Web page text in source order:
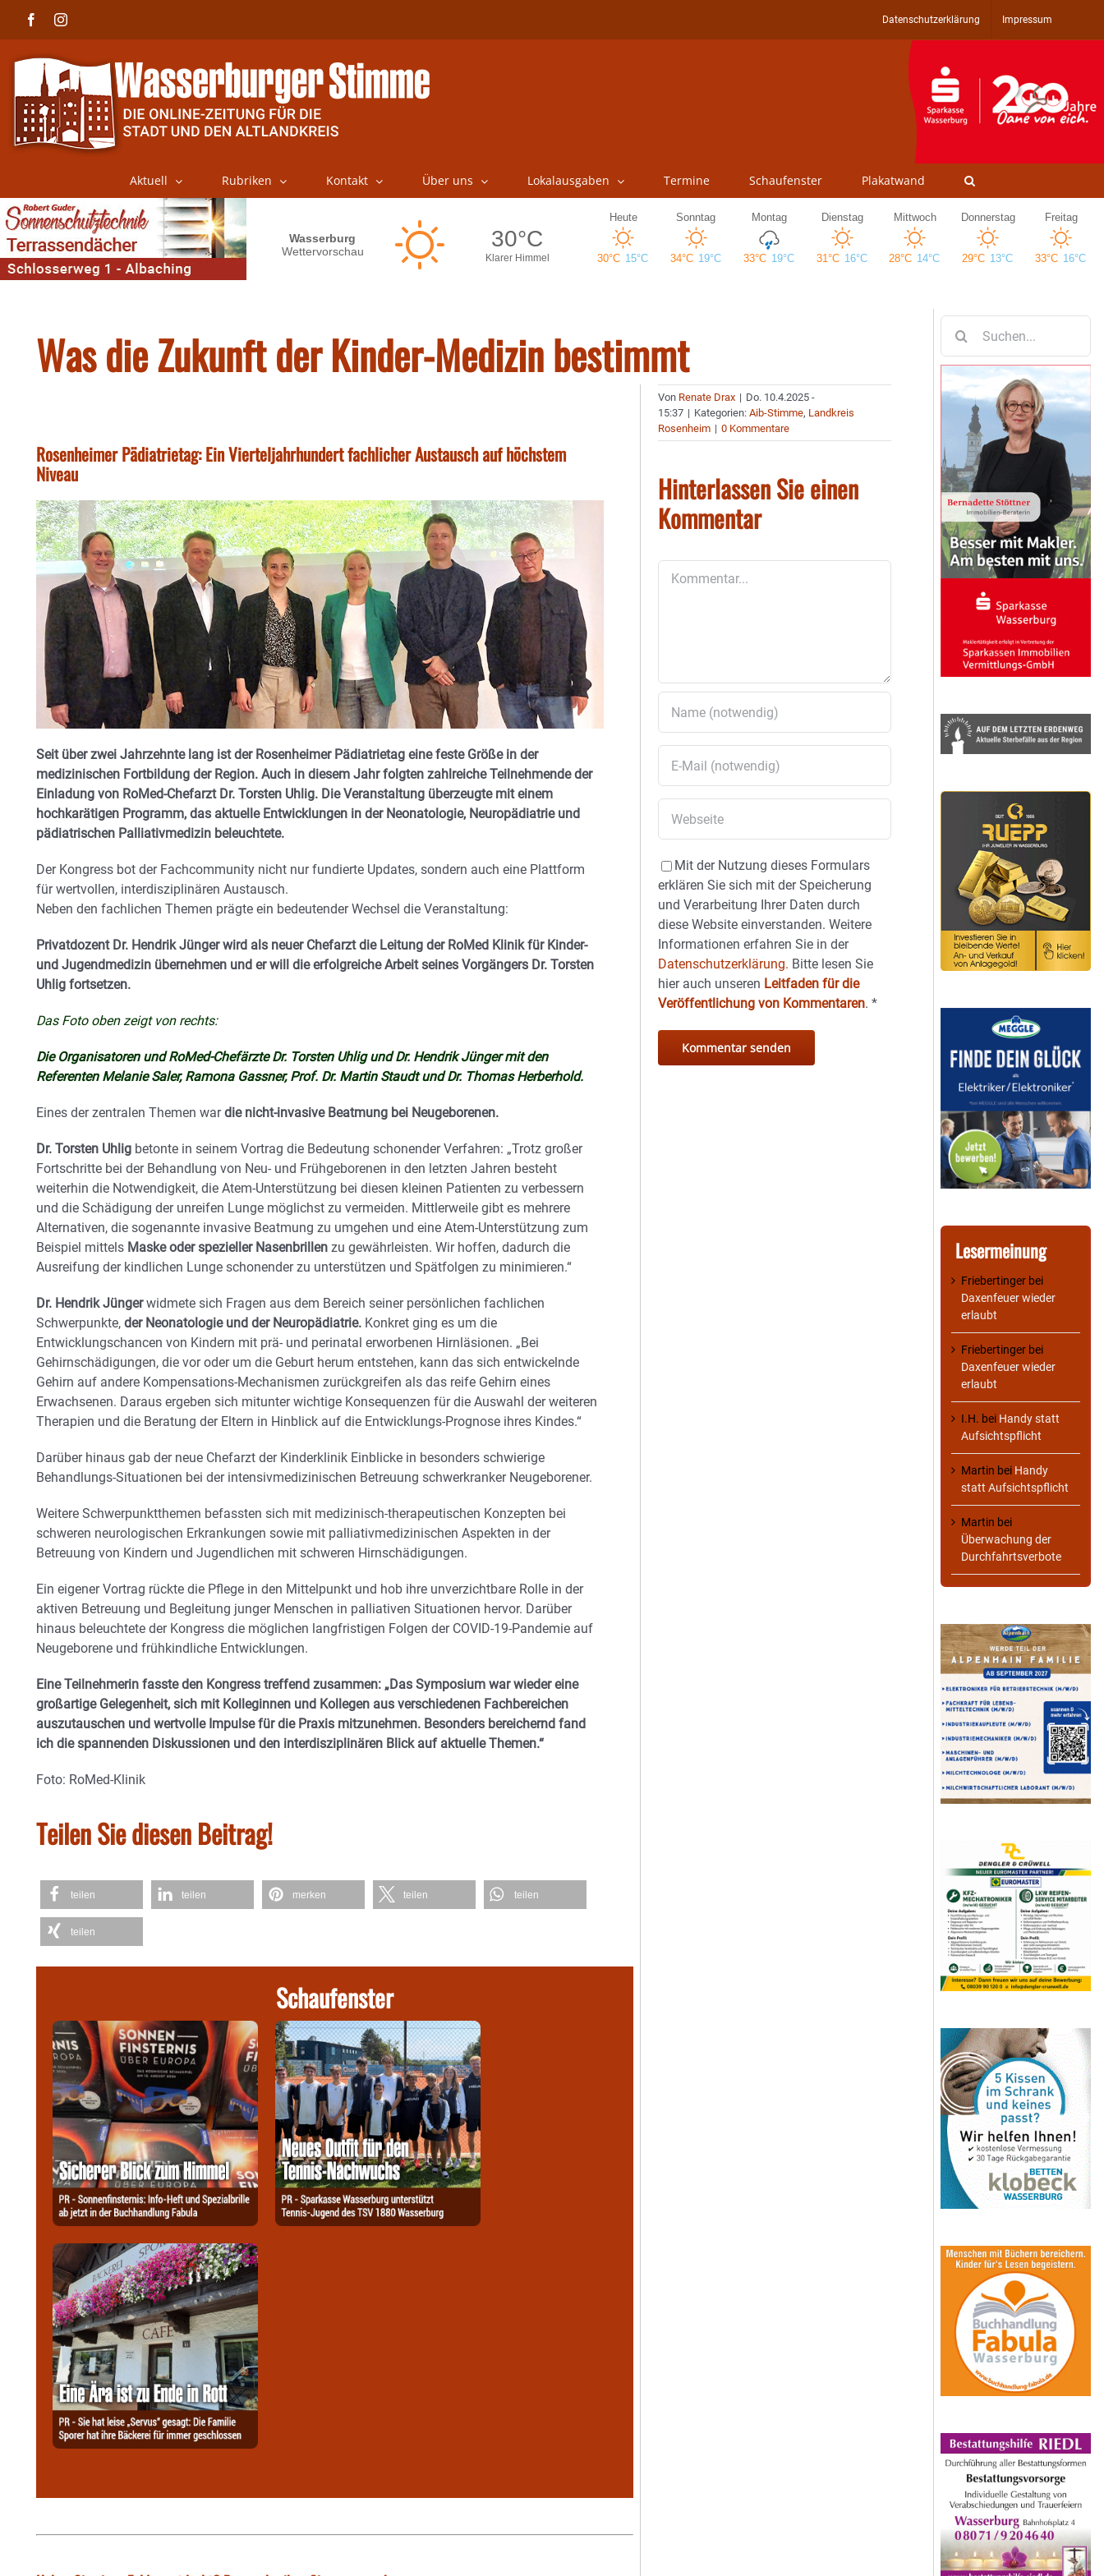
FacebookInstagram Datenschutzerklärung Impressum
Aktuell Rubriken Kontakt Über uns Lokalausgaben Termine Schaufenster Plakatwand
Was die Zukunft der Kinder-Medizin bestimmt
Rosenheimer Pädiatrietag: Ein Vierteljahrhundert fachlicher Austausch auf höchstem
Niveau
Seit über zwei Jahrzehnte lang ist der Rosenheimer Pädiatrietag eine feste Größe in der
medizinischen Fortbildung der Region. Auch in diesem Jahr folgten zahlreicheTeilnehmende der
Einladung von RoMed-Chefarzt Dr. Torsten Uhlig. Die Veranstaltung überzeugte mit einem
hochkarätigen Programm, das aktuelle Entwicklungen in der Neonatologie, Neuropädiatrie und
pädiatrischen Palliativmedizin beleuchtete.
Der Kongress bot der Fachcommunity nicht nur fundierte Updates, sondern auch eine Plattform
für wertvollen, interdisziplinären Austausch.
Neben den fachlichen Themen prägte ein bedeutender Wechsel die Veranstaltung:
Privatdozent Dr. Hendrik Jünger wird als neuer Chefarzt die Leitung der RoMed Klinik für Kinder-
und Jugendmedizin übernehmen und er will die erfolgreiche Arbeit seines Vorgängers Dr. Torsten
Uhlig fortsetzen.
Das Foto oben zeigt von rechts:
Die Organisatoren und RoMed-Chefärzte Dr. Torsten Uhlig und Dr. Hendrik Jünger mit den
Referenten Melanie Saler, Ramona Gassner, Prof. Dr. Martin Staudt und Dr. Thomas Herberhold.
Eines der zentralen Themen wardie nicht-invasive Beatmung bei Neugeborenen.
Dr. Torsten Uhlig betonte in seinem Vortrag die Bedeutung schonender Verfahren: „Trotz großer
Fortschritte bei der Behandlung von Neu- und Frühgeborenen in den letzten Jahren besteht
weiterhin die Notwendigkeit, die Atem-Unterstützung bei diesen kleinen Patienten zu verbessern
und die Schädigung der unreifen Lunge möglichst zu vermeiden. Mittlerweile gibt es mehrere
Alternativen, die sogenannte invasive Beatmung zu umgehen und eine Atem-Unterstützung zum
Beispiel mittels Maske oder spezieller Nasenbrillen zu gewährleisten. Wir hoffen, dadurch die
Ausreifung der kindlichen Lunge schonender zu unterstützen und Spätfolgen zu minimieren.“
Dr. Hendrik Jüngerwidmete sich Fragen aus dem Bereich seiner persönlichen fachlichen
Schwerpunkte, der Neonatologie und der Neuropädiatrie. Konkret ging es um die
Entwicklungschancen von Kindern mit prä- und perinatal erworbenen Hirnläsionen. „Bei
Gehirnschädigungen, die vor oder um die Geburt herum entstehen, kann das sich entwickelnde
Gehirn auf andere Kompensations-Mechanismen zurückgreifen als das reife Gehirn eines
Erwachsenen. Daraus ergeben sich mitunter wichtige Konsequenzen für die Auswahl der weiteren
Therapien und die Beratung der Eltern in Hinblick auf die Entwicklungs-Prognose ihres Kindes.“
Darüber hinaus gab der neue Chefarzt der Kinderklinik Einblicke in besonders schwierige
Behandlungs-Situationen bei der intensivmedizinischen Betreuung schwerkranker Neugeborener.
Weitere Schwerpunktthemen befassten sich mit medizinisch-therapeutischen Konzepten bei
schweren neurologischen Erkrankungen sowie mit palliativmedizinischen Aspekten in der
Betreuung von Kindern und Jugendlichen mit schweren Hirnschädigungen.
Ein eigener Vortrag rückte die Pflege in den Mittelpunkt und hob ihre unverzichtbare Rolle in der
aktiven Betreuung und Begleitung junger Menschen in palliativen Situationen hervor. Darüber
hinaus beleuchtete der Kongress die möglichen langfristigen Folgen der COVID-19-Pandemie auf
Neugeborene und frühkindliche Entwicklungen.
Eine Teilnehmerin fasste den Kongress treffend zusammen: „Das Symposium war wieder eine
großartige Gelegenheit, sich mit Kolleginnen und Kollegen aus verschiedenen Fachbereichen
auszutauschen und wertvolle Impulse für die Praxis mitzunehmen. Besonders bereichernd fand
ich die spannenden Diskussionen und den interdisziplinären Blick auf aktuelle Themen.“
Foto: RoMed-Klinik
Teilen Sie diesen Beitrag!
teilen teilen merken teilen teilen
teilen
Schaufenster
Von Renate Drax | Do. 10.4.2025 -
15:37 | Kategorien:Aib-Stimme, Landkreis
Rosenheim | 0 Kommentare
Hinterlassen Sie einen
Kommentar
Mit der Nutzung dieses Formulars
erklären Sie sich mit der Speicherung
und Verarbeitung Ihrer Daten durch
diese Website einverstanden. Weitere
Informationen erfahren Sie in der
Datenschutzerklärung. Bitte lesen Sie
hier auch unseren Leitfaden für die
Veröffentlichung von Kommentaren.*
nach:
Lesermeinung
Friebertinger bei
Daxenfeuer wieder
erlaubt
Friebertinger bei
Daxenfeuer wieder
erlaubt
I.H. bei Handy statt
Aufsichtspflicht
Martin bei Handy
statt Aufsichtspflicht
Martin bei
Überwachung der
Durchfahrtsverbote